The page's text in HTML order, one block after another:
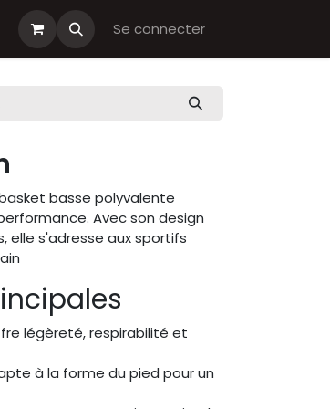
Boutiques Club Se connecter
basse polyvalente
Avec son design
elle s'adresse aux sportifs
légèreté, respirabilité et
à la forme du pied pour un